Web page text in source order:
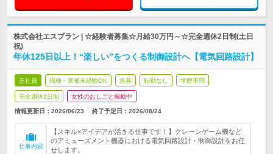
株式会社エスプラン | ☆経験者募集☆月給30万円～☆完全週休2日制(土日
祝)
年休125日以上！“楽しい”をつくる制御設計へ【電気回路設計】
正社員 職種・業種未経験OK 急募 転勤なし 学歴不問
完全週休2日制 女性のおしごと掲載中
情報更新日：2026/06/23 終了予定日： 2026/08/24
仕事内容
【スキル×アイデアが活きる仕事です！】クレーンゲーム機など
のアミューズメント機器における電気回路設計・制御設計をお任
せします。